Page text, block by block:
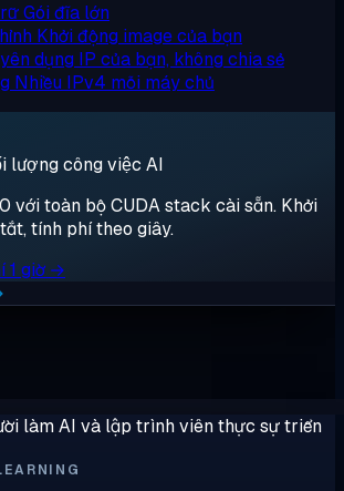
Gói đĩa lớn
Khởi động image của bạn
dụng IP của bạn, không chia sẻ
Nhiều IPv4 mỗi máy chủ
lượng công việc AI
với toàn bộ CUDA stack cài sẵn. Khởi
tính phí theo giây.
1 giờ →
làm AI và lập trình viên thực sự triển